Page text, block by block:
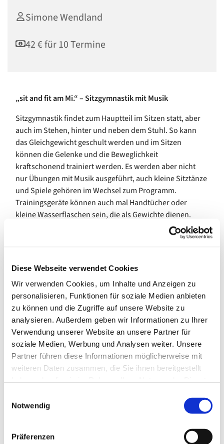
Diese Webseite verwendet Cookies
Wir verwenden Cookies, um Inhalte und Anzeigen zu
personalisieren, Funktionen für soziale Medien anbieten
zu können und die Zugriffe auf unsere Website zu
analysieren. Außerdem geben wir Informationen zu Ihrer
Verwendung unserer Website an unsere Partner für
soziale Medien, Werbung und Analysen weiter. Unsere
Partner führen diese Informationen möglicherweise mit
weiteren Daten zusammen, die Sie ihnen bereitgestellt
Notwendig
Präferenzen
Simone Wendland
42 € für 10 Termine
„sit and fit am Mi.“ – Sitzgymnastik mit Musik
Sitzgymnastik findet zum Hauptteil im Sitzen statt, aber
auch im Stehen, hinter und neben dem Stuhl. So kann
das Gleichgewicht geschult werden und im Sitzen
können die Gelenke und die Beweglichkeit
kraftschonend trainiert werden. Es werden aber nicht
nur Übungen mit Musik ausgeführt, auch kleine Sitztänze
und Spiele gehören im Wechsel zum Programm.
Trainingsgeräte können auch mal Handtücher oder
kleine Wasserflaschen sein, die als Gewichte dienen.
Wer Spaß und Freude an Bewegung hat, ist herzlich
eingeladen.
Bitte melden Sie sich vorab bei uns an!
+Wir freuen uns auf Sie+
Informationen und Anmeldung unter:
Ev. Familienbildung/ Familienzentren
Maria-M. Hankewitz
Tel.: 01512-167 17 89